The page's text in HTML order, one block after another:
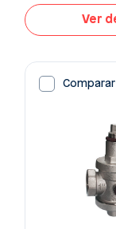
Ver
Comparar